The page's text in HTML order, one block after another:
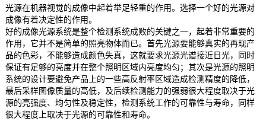
光源在机器视觉的成像中起着举足轻重的作用。选择一个好的光源对
成像有着决定性的作用。
好的成像光源系统是整个检测系统成败的关键之一，起着非常重要的
作用，它并不是简单的照亮物体而已。首先光源要能够真实的再现产
品的色彩，不能够造成颜色失真，这就要求光源光谱接近日光，同时
保证有足够的亮度并在整个照明区域内亮度均匀；其次是光源的照明
系统的设计要避免产品上的一些高反射率区域造成检测精度的降低，
最后采样图像质量的高低，及后续检测能力的强弱很大程度取决于光
源的亮强度、均匀性及稳定性，检测系统工作的可靠性与寿命，同样
很大程度上取决于光源的可靠性和寿命。